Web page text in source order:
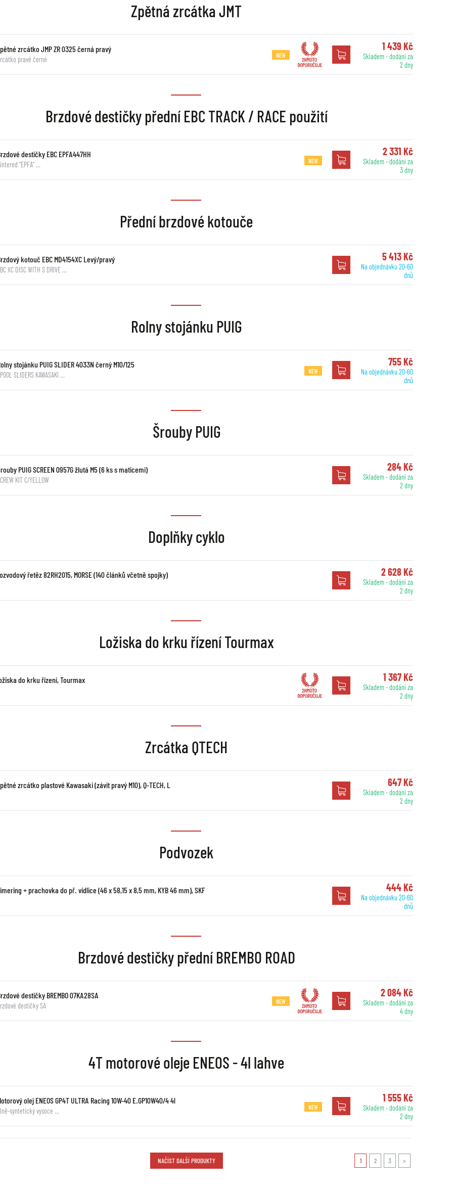
Zpětná zrcátka JMT
zrcátko JMP ZR 0325 černá pravý
pravé černé NEW
1 439 Kč
Skladem - dodání za
2 dny
Brzdové destičky přední EBC TRACK / RACE použití
destičky EBC EPFA447HH
"EPFA" … NEW
2 331 Kč
Skladem - dodání za
3 dny
Přední brzdové kotouče
kotouč EBC MD4154XC Levý/pravý
XC DISC WITH S DRIVE …
5 413 Kč
Na objednávku 20-60
dnů
Rolny stojánku PUIG
stojánku PUIG SLIDER 4033N černý M10/125
SLIDERS KAWASAKI … NEW
755 Kč
Na objednávku 20-60
dnů
Šrouby PUIG
PUIG SCREEN 0957G žlutá M5 (6 ks s maticemi)
KIT C/YELLOW
284 Kč
Skladem - dodání za
2 dny
Doplňky cyklo
řetěz 82RH2015, MORSE (140 článků včetně spojky) 2 628 Kč
Skladem - dodání za
2 dny
Ložiska do krku řízení Tourmax
do krku řízení, Tourmax 1 367 Kč
Skladem - dodání za
2 dny
Zrcátka QTECH
zrcátko plastové Kawasaki (závit pravý M10), Q-TECH, L 647 Kč
Skladem - dodání za
2 dny
Podvozek
+ prachovka do př. vidlice (46 x 58,15 x 8,5 mm, KYB 46 mm), SKF 444 Kč
Na objednávku 20-60
dnů
Brzdové destičky přední BREMBO ROAD
destičky BREMBO 07KA28SA
destičky SA NEW
2 084 Kč
Skladem - dodání za
4 dny
4T motorové oleje ENEOS - 4l lahve
olej ENEOS GP4T ULTRA Racing 10W-40 E.GP10W40/4 4l
syntetický vysoce … NEW
1 555 Kč
Skladem - dodání za
2 dny
NAČÍST DALŠÍ PRODUKTY 1 2 3 >